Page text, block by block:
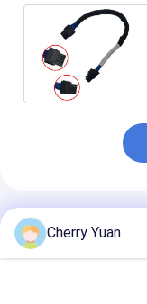
Empfohlene
Cherry Yuan